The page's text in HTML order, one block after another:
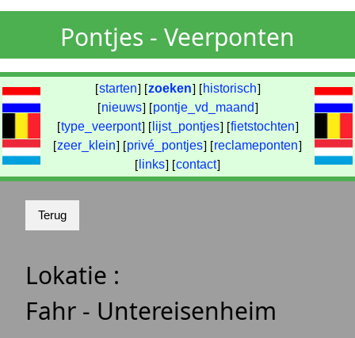
Pontjes - Veerponten
[starten] [zoeken] [ historisch]
[nieuws] [pontje_vd_maand]
[type_veerpont] [ lijst_pontjes] [fietstochten]
[zeer_klein] [privé_pontjes] [reclameponten]
[ links] [contact]
Lokatie :
Fahr - Untereisenheim